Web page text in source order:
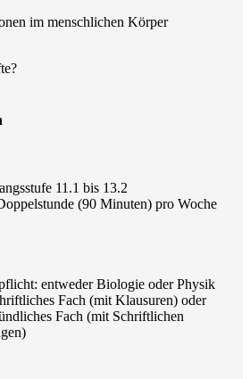
im menschlichen Körper
11.1 bis 13.2
(90 Minuten) pro Woche
entweder Biologie oder Physik
Fach (mit Klausuren) oder
Fach (mit Schriftlichen